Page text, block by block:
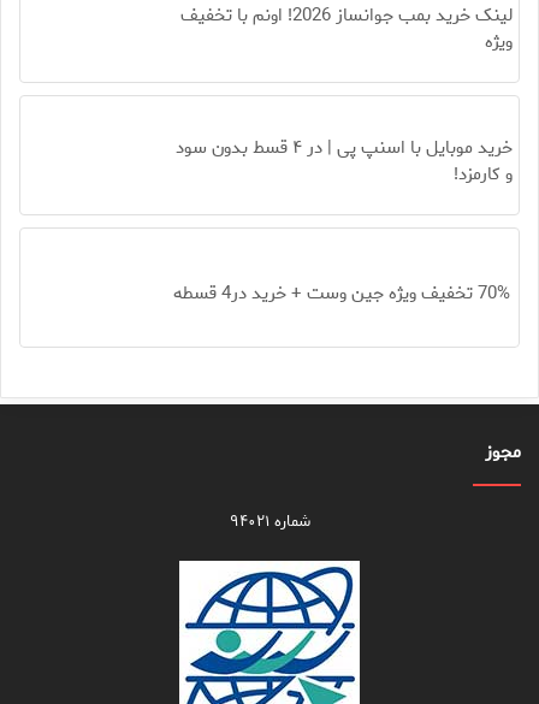
لینک خرید بمب جوانساز 2026! اونم با تخفیف
ویژه
خرید موبایل با اسنپ پی | در ۴ قسط بدون سود
و کارمزد!
70% تخفیف ویژه جین وست + خرید در4 قسطه
مجوز
شماره ۹۴۰۲۱